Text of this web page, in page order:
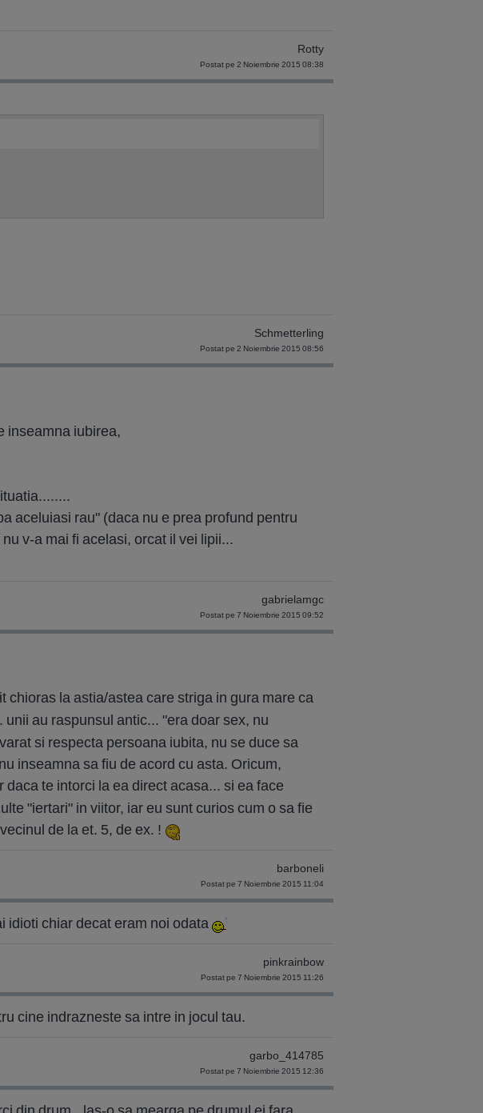
Rotty
Postat pe 2 Noiembrie 2015 08:38
Schmetterling
Postat pe 2 Noiembrie 2015 08:56
inseamna iubirea,
aceluiasi rau" (daca nu e prea profund pentru
v-a mai fi acelasi, orcat il vei lipii...
gabrielamgc
Postat pe 7 Noiembrie 2015 09:52
chioras la astia/astea care striga in gura mare ca
unii au raspunsul antic... "era doar sex, nu
si respecta persoana iubita, nu se duce sa
inseamna sa fiu de acord cu asta. Oricum,
daca te intorci la ea direct acasa... si ea face
"iertari" in viitor, iar eu sunt curios cum o sa fie
de la et. 5, de ex. !
barboneli
Postat pe 7 Noiembrie 2015 11:04
idioti chiar decat eram noi odata
pinkrainbow
Postat pe 7 Noiembrie 2015 11:26
cine indrazneste sa intre in jocul tau.
garbo_414785
Postat pe 7 Noiembrie 2015 12:36